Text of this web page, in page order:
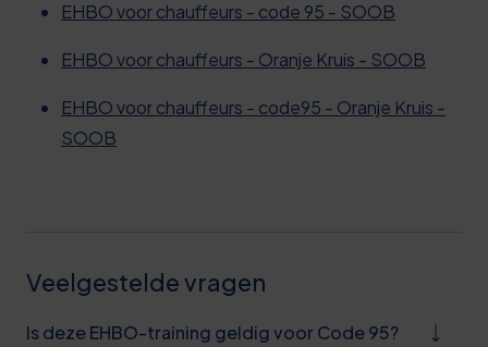
EHBO voor chauffeurs - code 95 - SOOB
EHBO voor chauffeurs - Oranje Kruis - SOOB
EHBO voor chauffeurs - code95 - Oranje Kruis -
SOOB
Veelgestelde vragen
Is deze EHBO-training geldig voor Code 95?